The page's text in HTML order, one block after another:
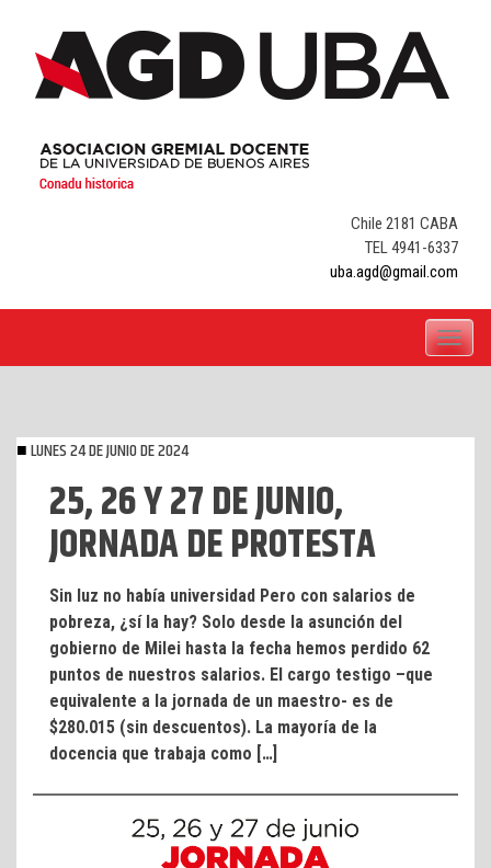
content
Chile 2181 CABA
TEL 4941-6337
uba.agd@gmail.com
Toggle
LUNES 24 DE JUNIO DE 2024
25, 26 Y 27 DE JUNIO,
JORNADA DE PROTESTA
Sin luz no había universidad Pero con salarios de
pobreza, ¿sí la hay? Solo desde la asunción del
gobierno de Milei hasta la fecha hemos perdido 62
puntos de nuestros salarios. El cargo testigo –que
equivalente a la jornada de un maestro- es de
$280.015 (sin descuentos). La mayoría de la
docencia que trabaja como […]